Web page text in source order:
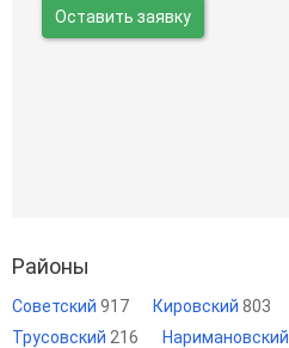
Оставить заявку
Районы
Советский 917 Кировский 803
Трусовский 216 Наримановский